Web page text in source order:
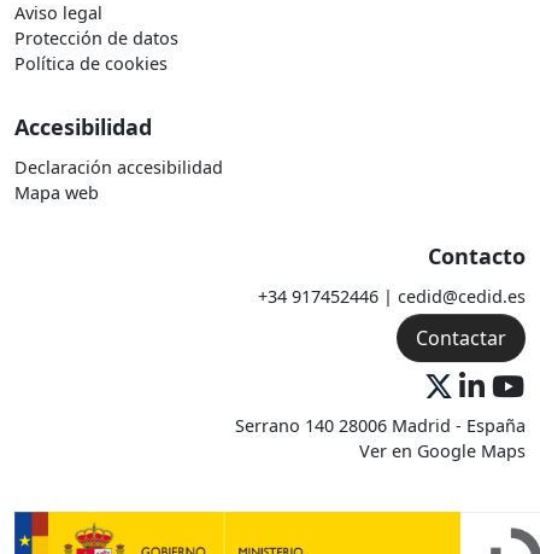
Aviso legal
Protección de datos
Política de cookies
Accesibilidad
Declaración accesibilidad
Mapa web
Contacto
+34 917452446 | cedid@cedid.es
Contactar
Serrano 140 28006 Madrid - España
Ver en Google Maps